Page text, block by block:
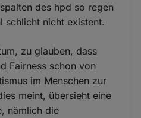
des hpd so regen
schlicht nicht existent.
zu glauben, dass
Fairness schon von
im Menschen zur
meint, übersieht eine
nämlich die